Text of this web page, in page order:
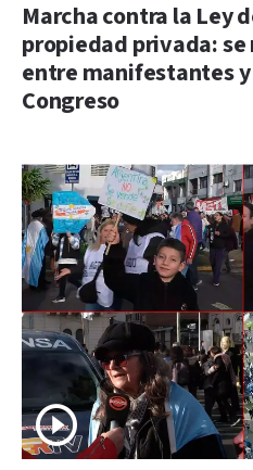
Marcha contra la Ley
propiedad privada:
entre manifestantes
Congreso